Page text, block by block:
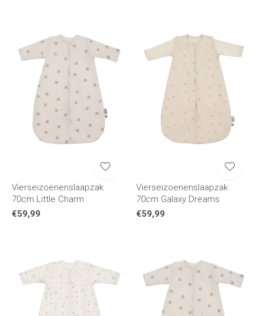
Vierseizoenenslaapzak
70cm Little Charm
€59,99
Vierseizoenenslaapzak
70cm Galaxy Dreams
€59,99